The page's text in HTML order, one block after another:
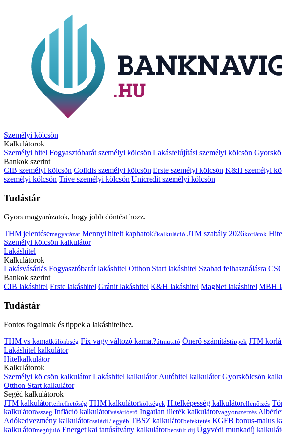
Személyi kölcsön
Kalkulátorok
Személyi hitel Fogyasztóbarát személyi kölcsön Lakásfelújítási személyi kölcsön
Bankok szerint
CIB személyi kölcsön Cofidis személyi kölcsön Erste személyi kölcsön K&H személyi
személyi kölcsön Trive személyi kölcsön Unicredit személyi kölcsön
Tudástár
Gyors magyarázatok, hogy jobb döntést hozz.
THM jelentésemagyarázat Mennyi hitelt kaphatok?kalkuláció JTM szabály 2026korlátok
Személyi kölcsön kalkulátor
Lakáshitel
Kalkulátorok
Lakásvásárlás Fogyasztóbarát lakáshitel Otthon Start lakáshitel Szabad felhasználásra
Bankok szerint
CIB lakáshitel Erste lakáshitel Gránit lakáshitel K&H lakáshitel MagNet lakáshitel MBH
Tudástár
Fontos fogalmak és tippek a lakáshitelhez.
THM vs kamatkülönbség Fix vagy változó kamat?útmutató Önerő számítástippek JTM
Lakáshitel kalkulátor
Hitelkalkulátor
Kalkulátorok
Személyi kölcsön kalkulátor Lakáshitel kalkulátor Autóhitel kalkulátor Gyorskölcsön
Otthon Start kalkulátor
Segéd kalkulátorok
JTM kalkulátorterhelhetőség THM kalkulátorköltségek Hitelképesség kalkulátorellenőrzés
kalkulátorösszeg Infláció kalkulátorvásárlóerő Ingatlan illeték kalkulátorvagyonszerzés
Adókedvezmény kalkulátorcsaládi / egyéb TBSZ kalkulátorbefektetés KGFB bonus-malus
kalkulátormegújuló Energetikai tanúsítvány kalkulátorbecsült díj Ügyvédi munkadíj